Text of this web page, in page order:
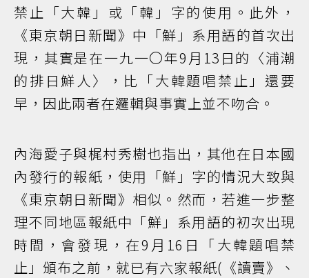
禁止「大韓」或「韓」字的使用。此外，
《東京朝日新聞》中「鮮」系用語的首次出
現，其實是在一九一〇年9月13日的〈浦潮
的排日鮮人〉，比「大韓題唱禁止」還要
早，因此兩者在邏輯與事實上並不吻合。
內海愛子與梶村秀樹也指出，其他在日本國
內發行的報紙，使用「鮮」字的情況大致與
《東京朝日新聞》相似。然而，若進一步整
理不同地區報紙中「鮮」系用語的初次出現
時間，會發現，在9月16日「大韓題唱禁
止」頒布之前，就已有六家報紙(《讀賣》、